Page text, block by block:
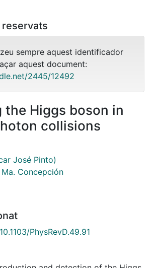
sempre aquest identificador
aquest document:
2445/12492
Higgs boson in
collisions
José Pinto)
Concepción
PhysRevD.49.91